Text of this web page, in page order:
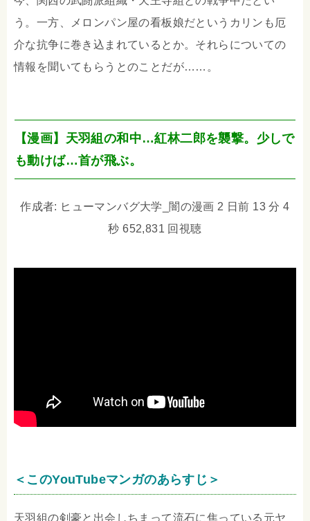
う。一方、メロンパン屋の看板娘だというカリンも厄
介な抗争に巻き込まれているとか。それらについての
情報を聞いてもらうとのことだが……。
【漫画】天羽組の和中…紅林二郎を襲撃。少しで
も動けば…首が飛ぶ。
作成者: ヒューマンバグ大学_闇の漫画 2 日前 13 分 4
秒 652,831 回視聴
＜このYouTubeマンガのあらすじ＞
天羽組の剣豪と出会しちまって流石に焦っている元ヤ